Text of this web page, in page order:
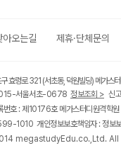
아오는길 제휴·단체문의
효령로 321 (서초동, 덕원빌딩) 메가
서울서초-0678 정보조회 > 신
번호 : 제10176호 메가스터디원격학원
1010 개인정보보호책임자 : 정보
megastudyEdu.co.,Ltd. All